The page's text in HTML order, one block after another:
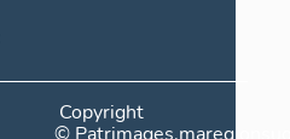
Copyright